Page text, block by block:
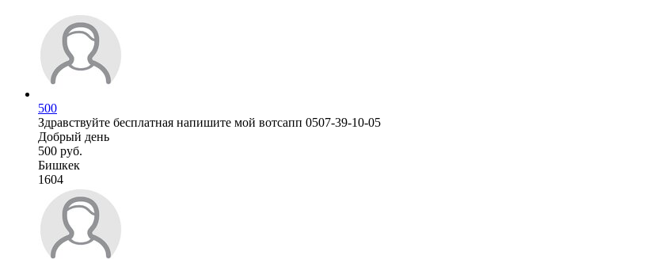
500
Здравствуйте бесплатная напишите мой вотсапп 0507-39-10-05
Добрый день
500 руб.
Бишкек
1604